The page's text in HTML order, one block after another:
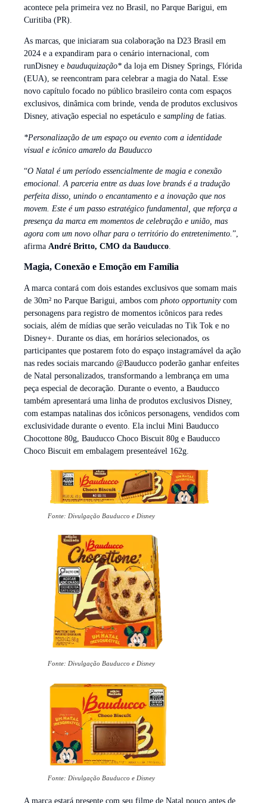
acontece pela primeira vez no Brasil, no Parque Barigui, em
Curitiba (PR).
As marcas, que iniciaram sua colaboração na D23 Brasil em
2024 e a expandiram para o cenário internacional, com
runDisney e bauduquização* da loja em Disney Springs, Flórida
(EUA), se reencontram para celebrar a magia do Natal. Esse
novo capítulo focado no público brasileiro conta com espaços
exclusivos, dinâmica com brinde, venda de produtos exclusivos
Disney, ativação especial no espetáculo e sampling de fatias.
*Personalização de um espaço ou evento com a identidade
visual e icônico amarelo da Bauducco
“O Natal é um período essencialmente de magia e conexão
emocional. A parceria entre as duas love brands é a tradução
perfeita disso, unindo o encantamento e a inovação que nos
movem. Este é um passo estratégico fundamental, que reforça a
presença da marca em momentos de celebração e união, mas
agora com um novo olhar para o território do entretenimento. ”,
afirma André Britto, CMO da Bauducco
Magia, Conexão e Emoção em Família
A marca contará com dois estandes exclusivos que somam mais
de 30m² no Parque Barigui, ambos com photo opportunitycom
personagens para registro de momentos icônicos para redes
sociais, além de mídias que serão veiculadas no Tik Tok e no
Disney+. Durante os dias, em horários selecionados, os
participantes que postarem foto do espaço instagramável da ação
nas redes sociais marcando @Bauducco poderão ganhar enfeites
de Natal personalizados, transformando a lembrança em uma
peça especial de decoração. Durante o evento, a Bauducco
também apresentará uma linha de produtos exclusivos Disney,
com estampas natalinas dos icônicos personagens, vendidos com
exclusividade durante o evento. Ela inclui Mini Bauducco
Chocottone 80g, Bauducco Choco Biscuit 80g e Bauducco
Choco Biscuit em embalagem presenteável 162g.
Fonte: Divulgação Bauducco e Disney
Fonte: Divulgação Bauducco e Disney
Fonte: Divulgação Bauducco e Disney
A marca estará presente com seu filme de Natal pouco antes de